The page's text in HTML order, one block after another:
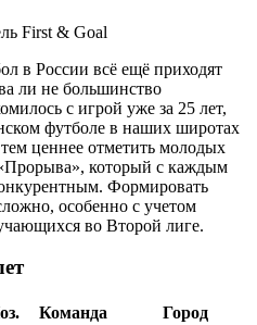
First & Goal
в России всё ещё приходят
ли не большинство
с игрой уже за 25 лет,
футболе в наших широтах
ценнее отметить молодых
который с каждым
Формировать
особенно с учетом
во Второй лиге.
Команда
Город